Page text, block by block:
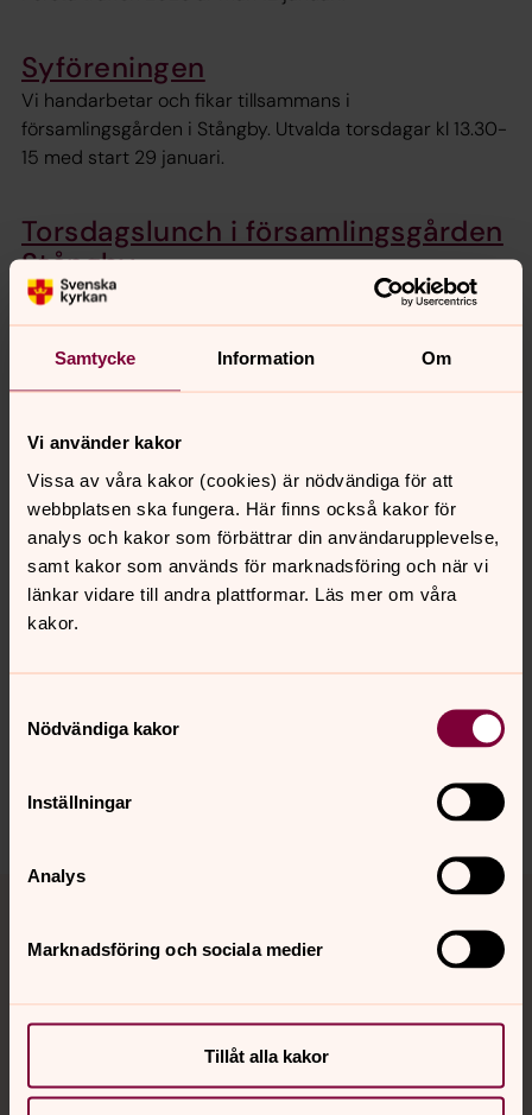
Samtycke Information Om
Vi använder kakor
Vissa av våra kakor (cookies) är nödvändiga för att
webbplatsen ska fungera. Här finns också kakor för
analys och kakor som förbättrar din användarupplevelse,
samt kakor som används för marknadsföring och när vi
länkar vidare till andra plattformar. Läs mer om våra
kakor.
Nödvändiga kakor
Inställningar
Analys
Marknadsföring och sociala medier
Tillåt alla kakor
Syföreningen
Vi handarbetar och fikar tillsammans i
församlingsgården i Stångby. Utvalda torsdagar kl 13.30-
15 med start 29 januari.
Torsdagslunch i församlingsgården
Stångby
Torns församlingsgård Stångby. Hemlagad lunch
serveras varje torsdag kl 12.
Torsdagsträff med föredrag eller
musik
2026 träffas vi efter lunch för trevlig samvaro,
underhållning eller föredrag, kaffe och kaka.
Senast ändrad 23 december 2025
Lund.Torn.forsamling@svenskakyrkan.se
Tillbaka till toppen
Tillbaka till innehållet
Kontakt
Kalender